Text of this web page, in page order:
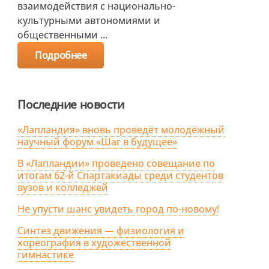
взаимодействия с национально-
культурными автономиями и
общественными ...
Подробнее
Последние новости
«Лапландия» вновь проведёт молодёжный
научный форум «Шаг в будущее»
В «Лапландии» проведено совещание по
итогам 62-й Спартакиады среди студентов
вузов и колледжей
Не упусти шанс увидеть город по-новому!
Синтез движения — физиология и
хореография в художественной
гимнастике